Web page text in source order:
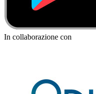
In collaborazione con